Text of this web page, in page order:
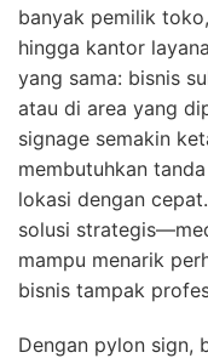
banyak pemilik
hingga kantor
yang sama: bisnis
atau di area yang
signage semakin
membutuhkan
lokasi dengan
solusi
mampu menarik
bisnis tampak
Dengan pylon sign,